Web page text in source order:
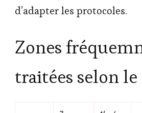
d’adapter les protocoles.
Zones
traitées selon le